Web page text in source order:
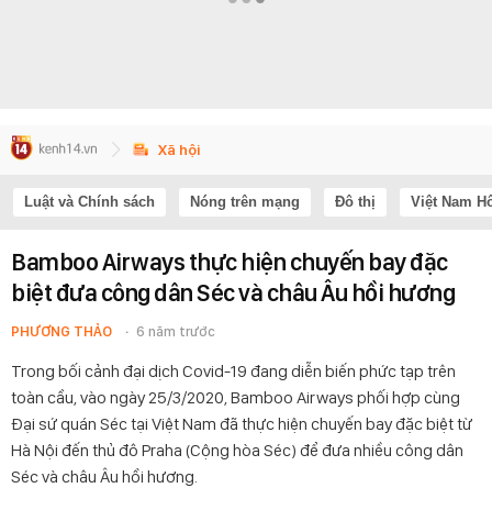
Xã hội
Luật và Chính sách Nóng trên mạng Đô thị Việt Nam
Bamboo Airways thực hiện chuyến bay đặc
biệt đưa công dân Séc và châu Âu hồi hương
PHƯƠNG THẢO 6 năm trước
Trong bối cảnh đại dịch Covid-19 đang diễn biến phức tạp trên
toàn cầu, vào ngày 25/3/2020, Bamboo Airways phối hợp cùng
Đại sứ quán Séc tại Việt Nam đã thực hiện chuyến bay đặc biệt từ
Hà Nội đến thủ đô Praha (Cộng hòa Séc) để đưa nhiều công dân
Séc và châu Âu hồi hương.